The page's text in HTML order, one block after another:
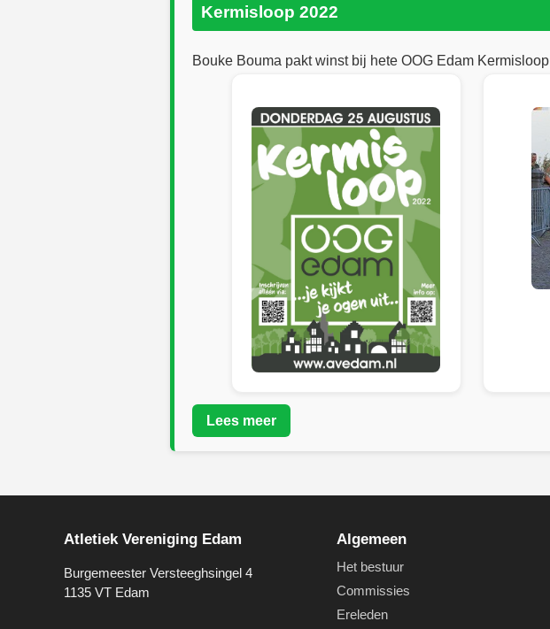
Kermisloop 2022
Bouke Bouma pakt winst bij hete OOG Edam Kermisloop
Lees meer
Atletiek Vereniging Edam
Burgemeester Versteeghsingel 4
1135 VT Edam
Algemeen
Het bestuur
Commissies
Ereleden